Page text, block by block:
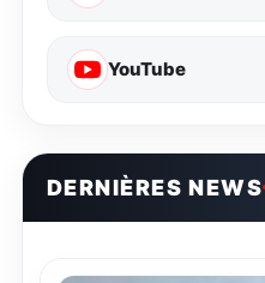
YouTube
DERNIÈRES NEWS